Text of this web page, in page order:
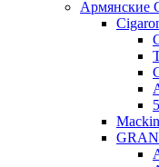
Армянские